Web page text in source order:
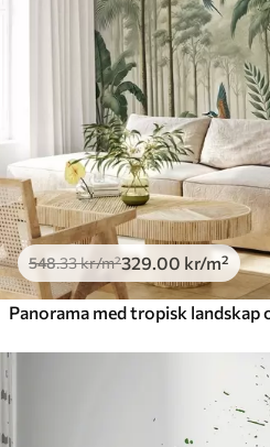
548.33kr/m²329 .00 kr/m²